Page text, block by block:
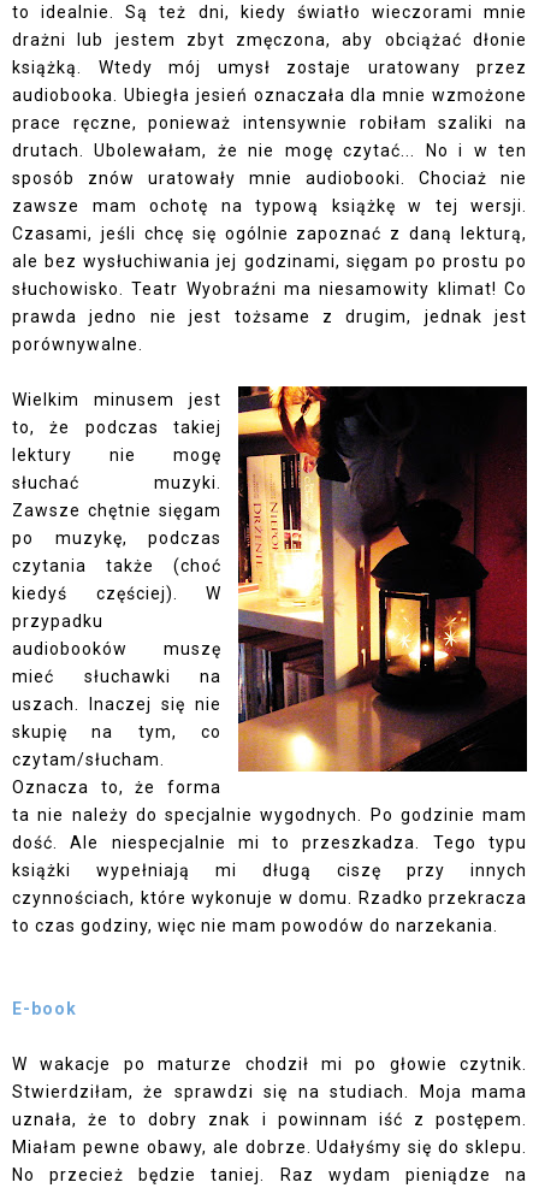
to idealnie. Są też dni, kiedy światło wieczorami mnie
drażni lub jestem zbyt zmęczona, aby obciążać dłonie
książką. Wtedy mój umysł zostaje uratowany przez
audiobooka. Ubiegła jesień oznaczała dla mnie wzmożone
prace ręczne, ponieważ intensywnie robiłam szaliki na
drutach. Ubolewałam, że nie mogę czytać... No i w ten
sposób znów uratowały mnie audiobooki. Chociaż nie
zawsze mam ochotę na typową książkę w tej wersji.
Czasami, jeśli chcę się ogólnie zapoznać z daną lekturą,
ale bez wysłuchiwania jej godzinami, sięgam po prostu po
słuchowisko. Teatr Wyobraźni ma niesamowity klimat! Co
prawda jedno nie jest tożsame z drugim, jednak jest
porównywalne.
Wielkim minusem jest
to, że podczas takiej
lektury nie mogę
słuchać muzyki.
Zawsze chętnie sięgam
po muzykę, podczas
czytania także (choć
kiedyś częściej). W
przypadku
audiobooków muszę
mieć słuchawki na
uszach. Inaczej się nie
skupię na tym, co
czytam/słucham.
Oznacza to, że forma
ta nie należy do specjalnie wygodnych. Po godzinie mam
dość. Ale niespecjalnie mi to przeszkadza. Tego typu
książki wypełniają mi długą ciszę przy innych
czynnościach, które wykonuje w domu. Rzadko przekracza
to czas godziny, więc nie mam powodów do narzekania.
E-book
W wakacje po maturze chodził mi po głowie czytnik.
Stwierdziłam, że sprawdzi się na studiach. Moja mama
uznała, że to dobry znak i powinnam iść z postępem.
Miałam pewne obawy, ale dobrze. Udałyśmy się do sklepu.
No przecież będzie taniej. Raz wydam pieniądze na